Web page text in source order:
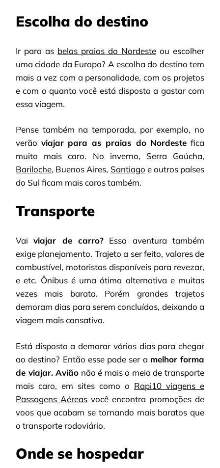
Escolha do destino
Ir para as belas praias do Nordeste ou escolher
uma cidade da Europa? A escolha do destino tem
mais a vez com a personalidade, com os projetos
e com o quanto você está disposto a gastar com
essa viagem.
Pense também na temporada, por exemplo, no
verão viajar para as praias do Nordeste fica
muito mais caro. No inverno, Serra Gaúcha,
Bariloche, Buenos Aires, Santiago e outros países
do Sul ficam mais caros também.
Transporte
Vaiviajar de carro? Essa aventura também
exige planejamento. Trajeto a ser feito, valores de
combustível, motoristas disponíveis para revezar,
e etc. Ônibus é uma ótima alternativa e muitas
vezes mais barata. Porém grandes trajetos
demoram dias para serem concluídos, deixando a
viagem mais cansativa.
Está disposto a demorar vários dias para chegar
ao destino? Então esse pode ser a melhor forma
de viajar. Avião não é mais o meio de transporte
mais caro, em sites como o Rapi10 viagens e
Passagens Aéreas você encontra promoções de
voos que acabam se tornando mais baratos que
o transporte rodoviário.
Onde se hospedar